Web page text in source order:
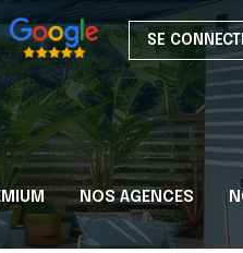
SE
NOS AGENCES